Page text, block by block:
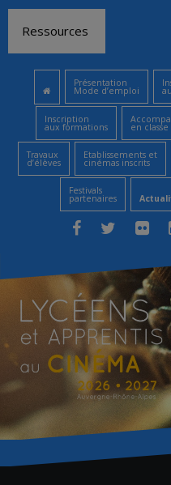
contenu
Ressources
Présentation
Mode d’emploi
Inscription
aux formations en classe
Travaux
d’élèves
Etablissements et
cinémas inscrits
Festivals
partenaires